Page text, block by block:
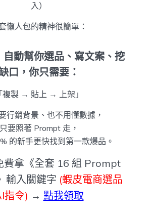
入）
懶人包的精神很簡單：
動幫你選品、寫文案、挖
口，你只需要：
「複製 → 貼上 → 上架」
行銷背景、也不用懂數據，
只要照著 Prompt 走，
的新手更快找到第一款爆品。
費拿《全套 16 組 Prompt
輸入關鍵字 (蝦皮電商選品
指令) → 點我領取